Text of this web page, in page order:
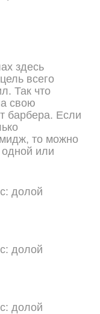
здесь
всего
Так что
свою
барбера. Если
то можно
одной или